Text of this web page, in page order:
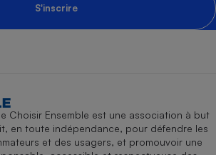
S'inscrire
Choisir Ensemble est une association à but
en toute indépendance, pour défendre les
et des usagers, et promouvoir une